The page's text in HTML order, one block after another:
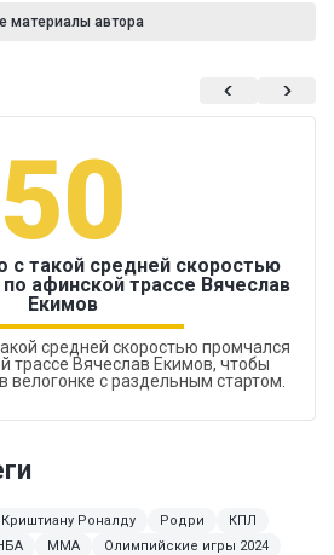
материалы автора
50
с такой средней скоростью
афинской трассе Вячеслав
Екимов
средней скоростью промчался
трассе Вячеслав Екимов, чтобы
велогонке с раздельным стартом.
Криштиану Роналду Родри
КПЛ
MMA
Олимпийские игры 2024